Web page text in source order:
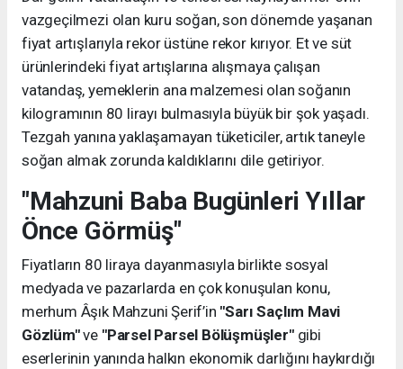
vazgeçilmezi olan kuru soğan, son dönemde yaşanan
fiyat artışlarıyla rekor üstüne rekor kırıyor. Et ve süt
ürünlerindeki fiyat artışlarına alışmaya çalışan
vatandaş, yemeklerin ana malzemesi olan soğanın
kilogramının 80 lirayı bulmasıyla büyük bir şok yaşadı.
Tezgah yanına yaklaşamayan tüketiciler, artık taneyle
soğan almak zorunda kaldıklarını dile getiriyor.
"Mahzuni Baba Bugünleri Yıllar
Önce Görmüş"
Fiyatların 80 liraya dayanmasıyla birlikte sosyal
medyada ve pazarlarda en çok konuşulan konu,
merhum Âşık Mahzuni Şerif’in "Sarı Saçlım Mavi
Gözlüm"ve "Parsel Parsel Bölüşmüşler"gibi
eserlerinin yanında halkın ekonomik darlığını haykırdığı